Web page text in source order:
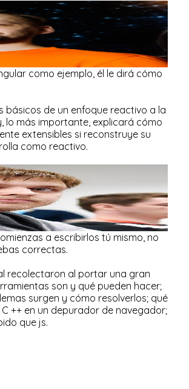
como ejemplo, él le dirá cómo
básicos de un enfoque reactivo a la
lo más importante, explicará cómo
extensibles si reconstruye su
como reactivo.
a escribirlos tú mismo, no
correctas.
recolectaron al portar una gran
son y qué pueden hacer;
surgen y cómo resolverlos; qué
++ en un depurador de navegador;
que js.